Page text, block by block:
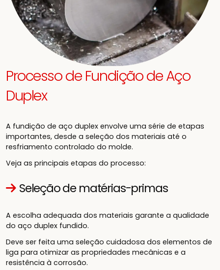
Processo de Fundição de Aço
Duplex
A fundição de aço duplex envolve uma série de etapas
importantes, desde a seleção dos materiais até o
resfriamento controlado do molde.
Veja as principais etapas do processo:
Seleção de matérias-primas
A escolha adequada dos materiais garante a qualidade
do aço duplex fundido.
Deve ser feita uma seleção cuidadosa dos elementos de
liga para otimizar as propriedades mecânicas e a
resistência à corrosão.